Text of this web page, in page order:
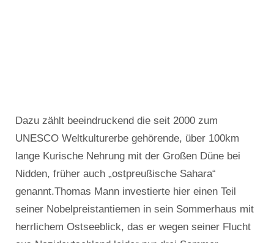
Dazu zählt beeindruckend die seit 2000 zum
UNESCO Weltkulturerbe gehörende, über 100km
lange Kurische Nehrung mit der Großen Düne bei
Nidden, früher auch „ostpreußische Sahara“
genannt.Thomas Mann investierte hier einen Teil
seiner Nobelpreistantiemen in sein Sommerhaus mit
herrlichem Ostseeblick, das er wegen seiner Flucht